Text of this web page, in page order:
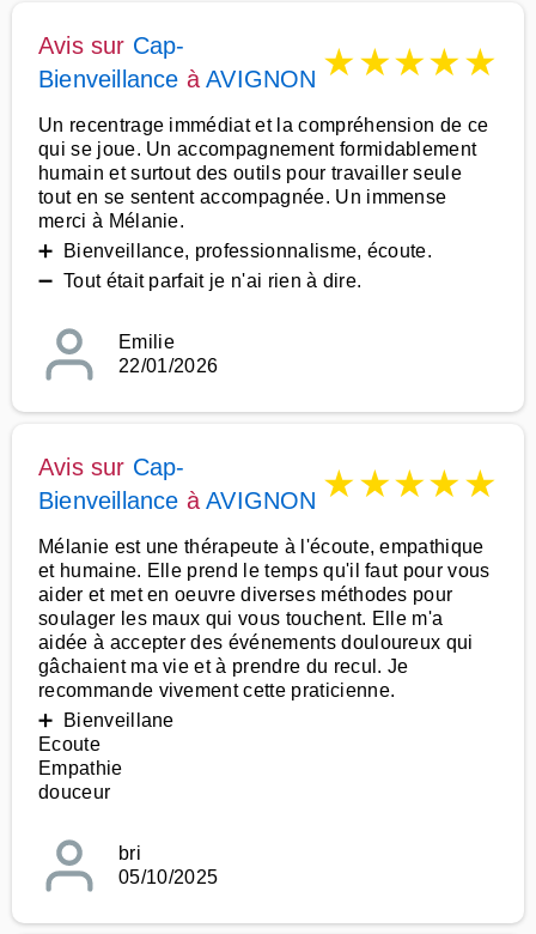
Avis sur Cap-
Bienveillance àAVIGNON ★★★★★
Un recentrage immédiat et la compréhension de ce
qui se joue. Un accompagnement formidablement
humain et surtout des outils pour travailler seule
tout en se sentent accompagnée. Un immense
merci à Mélanie.
➕ Bienveillance, professionnalisme, écoute.
➖ Tout était parfait je n'ai rien à dire.
Emilie
22/01/2026
Avis sur Cap-
Bienveillance àAVIGNON ★★★★★
Mélanie est une thérapeute à l'écoute, empathique
et humaine. Elle prend le temps qu'il faut pour vous
aider et met en oeuvre diverses méthodes pour
soulager les maux qui vous touchent. Elle m'a
aidée à accepter des événements douloureux qui
gâchaient ma vie et à prendre du recul. Je
recommande vivement cette praticienne.
➕ Bienveillane
Ecoute
Empathie
douceur
bri
05/10/2025